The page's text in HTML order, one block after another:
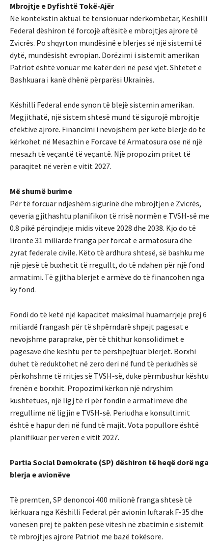
Mbrojtje e Dyfishtë Tokë-Ajër
Në kontekstin aktual të tensionuar ndërkombëtar, Këshilli
Federal dëshiron të forcojë aftësitë e mbrojtjes ajrore të
Zvicrës. Po shqyrton mundësinë e blerjes së një sistemi të
dytë, mundësisht evropian. Dorëzimi i sistemit amerikan
Patriot është vonuar me katër deri në pesë vjet. Shtetet e
Bashkuara i kanë dhënë përparësi Ukrainës.
Këshilli Federal ende synon të blejë sistemin amerikan.
Megjithatë, një sistem shtesë mund të sigurojë mbrojtje
efektive ajrore. Financimi i nevojshëm për këtë blerje do të
kërkohet në Mesazhin e Forcave të Armatosura ose në një
mesazh të veçantë të veçantë. Një propozim pritet të
paraqitet në verën e vitit 2027.
Më shumë burime
Për të forcuar ndjeshëm sigurinë dhe mbrojtjen e Zvicrës,
qeveria gjithashtu planifikon të rrisë normën e TVSH-së me
0.8 pikë përqindjeje midis viteve 2028 dhe 2038. Kjo do të
lironte 31 miliardë franga për forcat e armatosura dhe
zyrat federale civile. Këto të ardhura shtesë, së bashku me
një pjesë të buxhetit të rregullt, do të ndahen për një fond
armatimi. Të gjitha blerjet e armëve do të financohen nga
ky fond.
Fondi do të ketë një kapacitet maksimal huamarrjeje prej 6
miliardë frangash për të shpërndarë shpejt pagesat e
nevojshme paraprake, për të thithur konsolidimet e
pagesave dhe kështu për të përshpejtuar blerjet. Borxhi
duhet të reduktohet në zero deri në fund të periudhës së
përkohshme të rritjes së TVSH-së, duke përmbushur kështu
frenën e borxhit. Propozimi kërkon një ndryshim
kushtetues, një ligj të ri për fondin e armatimeve dhe
rregullime në ligjin e TVSH-së. Periudha e konsultimit
është e hapur deri në fund të majit. Vota popullore është
planifikuar për verën e vitit 2027.
Partia Social Demokrate (SP) dëshiron të heqë dorë nga
blerja e avionëve
Të premten, SP denoncoi 400 milionë franga shtesë të
kërkuara nga Këshilli Federal për avionin luftarak F-35 dhe
vonesën prej të paktën pesë vitesh në zbatimin e sistemit
të mbrojtjes ajrore Patriot me bazë tokësore.